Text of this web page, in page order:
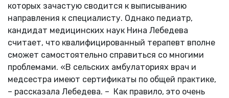
которых зачастую сводится к выписыванию
направления к специалисту. Однако педиатр,
кандидат медицинских наук Нина Лебедева
считает, что квалифицированный терапевт вполне
сможет самостоятельно справиться со многими
проблемами. «В сельских амбулаториях врач и
медсестра имеют сертификаты по общей практике,
– рассказала Лебедева. – Как правило, это очень